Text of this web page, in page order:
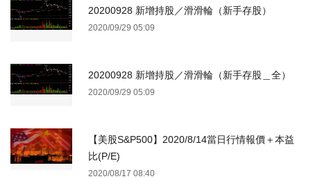
20200928 新增持股／滑滑輪（新手存股）
2020/09/29 05:09
20200928 新增持股／滑滑輪（新手存股＿全）
2020/09/29 05:09
【美股S&P500】2020/8/14當日行情報價＋本益
比(P/E)
2020/08/17 08:40